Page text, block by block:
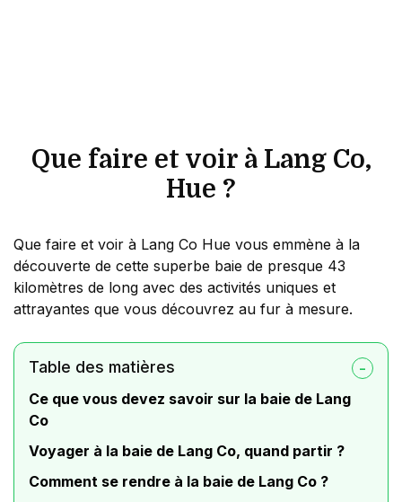
Que faire et voir à Lang Co,
Hue ?
Que faire et voir à Lang Co Hue vous emmène à la
découverte de cette superbe baie de presque 43
kilomètres de long avec des activités uniques et
attrayantes que vous découvrez au fur à mesure.
Table des matières
Ce que vous devez savoir sur la baie de Lang
Co
Voyager à la baie de Lang Co, quand partir ?
Comment se rendre à la baie de Lang Co ?